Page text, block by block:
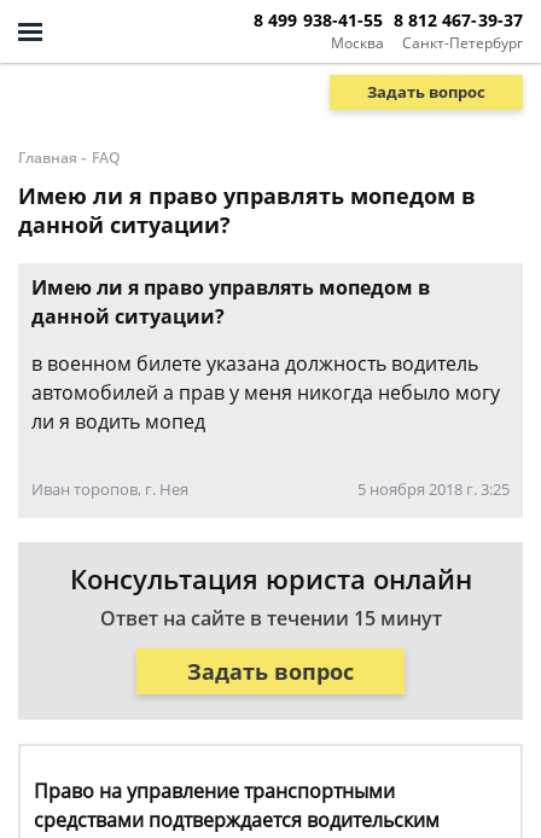
Москва
8 499 938-41-55
Санкт-Петербург
8 812 467-39-37
Задать вопрос
Главная - FAQ
Имею ли я право управлять мопедом в
данной ситуации?
Имею ли я право управлять мопедом в
данной ситуации?
в военном билете указана должность водитель
автомобилей а прав у меня никогда небыло могу
ли я водить мопед
Иван торопов, г. Нея 5 ноября 2018 г. 3:25
Консультация юриста онлайн
Ответ на сайте в течении 15 минут
Задать вопрос
Право на управление транспортными
средствами подтверждается водительским